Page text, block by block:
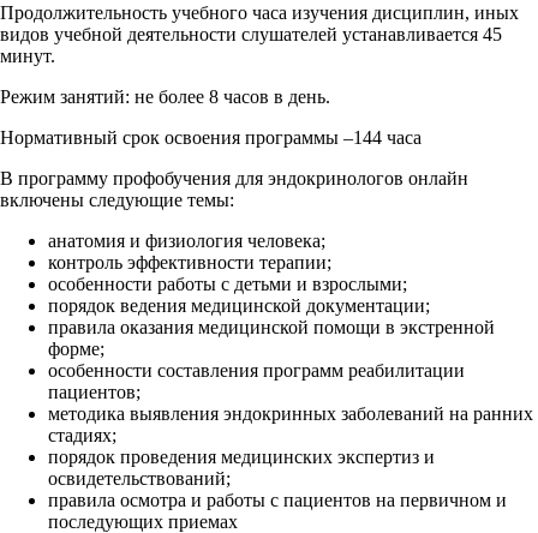
Продолжительность учебного часа изучения дисциплин, иных
видов учебной деятельности слушателей устанавливается 45
минут.
Режим занятий: не более 8 часов в день.
Нормативный срок освоения программы –144 часа
В программу профобучения для эндокринологов онлайн
включены следующие темы:
анатомия и физиология человека;
контроль эффективности терапии;
особенности работы с детьми и взрослыми;
порядок ведения медицинской документации;
правила оказания медицинской помощи в экстренной
форме;
особенности составления программ реабилитации
пациентов;
методика выявления эндокринных заболеваний на ранних
стадиях;
порядок проведения медицинских экспертиз и
освидетельствований;
правила осмотра и работы с пациентов на первичном и
последующих приемах